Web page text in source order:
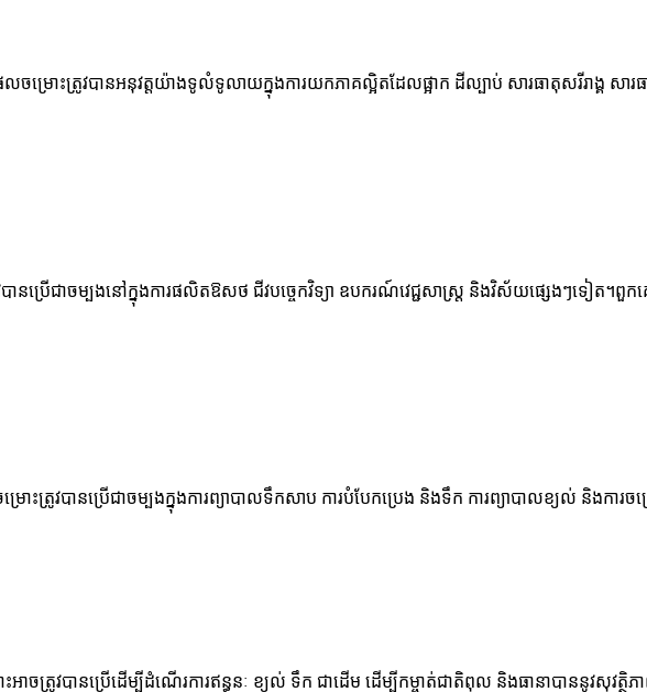
ចម្រោះត្រូវបានអនុវត្តយ៉ាងទូលំទូលាយក្នុងការយកភាគល្អិតដែលផ្អាក ដីល្បាប់ សារធាតុសរីរាង្គ ស
ើជាចម្បងនៅក្នុងការផលិតឱសថ ជីវបច្ចេកវិទ្យា ឧបករណ៍វេជ្ជសាស្ត្រ និងវិស័យផ្សេងៗទៀត។ពួកគេ
ត្រូវបានប្រើជាចម្បងក្នុងការព្យាបាលទឹកសាប ការបំបែកប្រេង និងទឹក ការព្យាបាលខ្យល់ និងការច
រូវបានប្រើដើម្បីដំណើរការឥន្ធនៈ ខ្យល់ ទឹក ជាដើម ដើម្បីកម្ចាត់ជាតិពុល និងធានាបាននូវសុវត្ថិភាព